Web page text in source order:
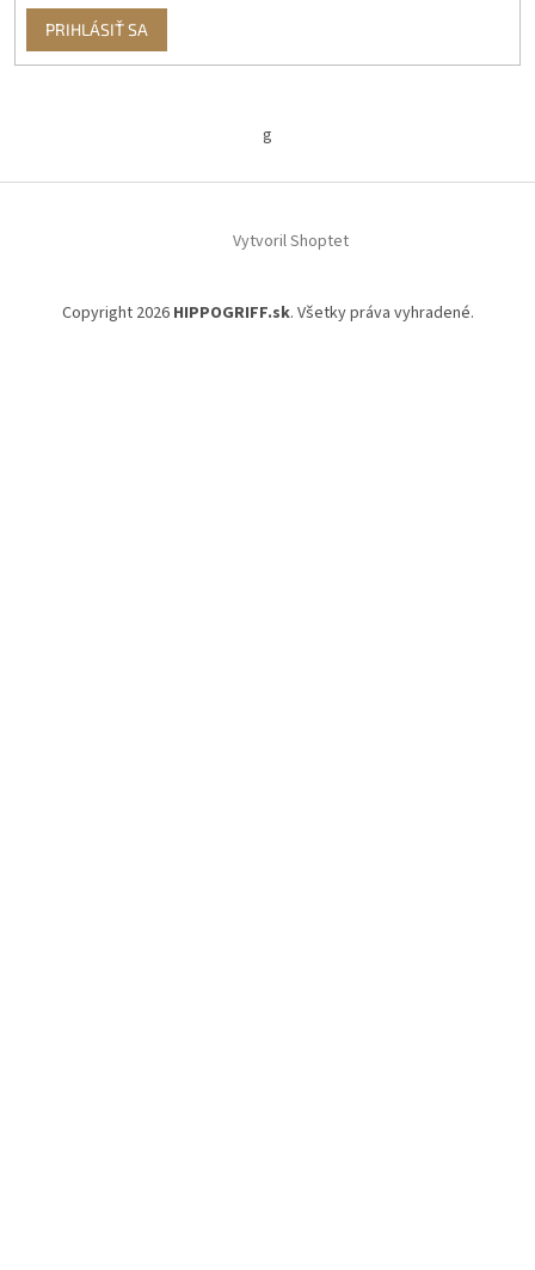
PRIHLÁSIŤ SA
g
Vytvoril Shoptet
Copyright 2026 HIPPOGRIFF.sk. Všetky práva vyhradené.